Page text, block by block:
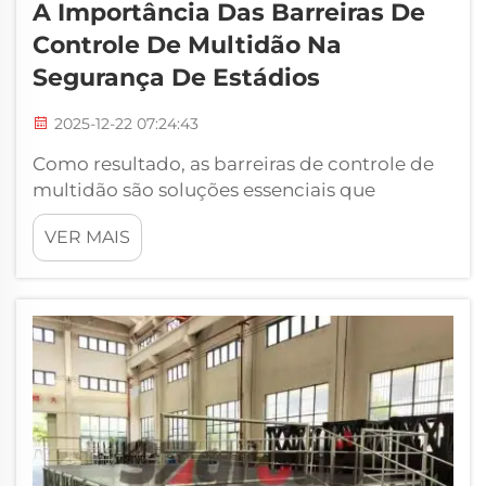
A Importância Das Barreiras De
Controle De Multidão Na
Segurança De Estádios
2025-12-22 07:24:43
Como resultado, as barreiras de controle de
multidão são soluções essenciais que
desempenham um papel fundamental na
garantia da segurança de grandes multidões
durante eventos, estádios ou concertos. Tais
o fluxo de entrada e saída de pessoas...
VER MAIS